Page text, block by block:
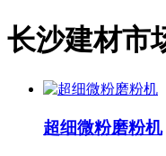
长沙建材市
超细微粉磨粉机